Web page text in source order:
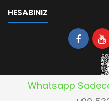
Whatsapp
HESABINIZ
© Copyright 2026 Yesilkoy